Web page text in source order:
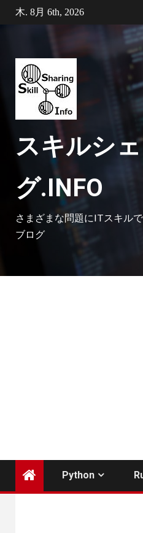
Skip
to
木. 8月 6th, 2026
スキルシ
グ.INFO
さまざまな問題にITスキル
ブログ
Python